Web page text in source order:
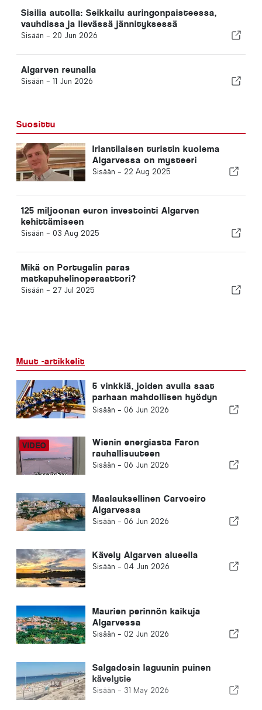
Sisilia autolla: Seikkailu auringonpaisteessa,
vauhdissa ja lievässä jännityksessä
Sisään - 20 Jun 2026
Algarven reunalla
Sisään - 11 Jun 2026
Suosittu
Irlantilaisen turistin kuolema
Algarvessa on mysteeri
Sisään - 22 Aug 2025
125 miljoonan euron investointi Algarven
kehittämiseen
Sisään - 03 Aug 2025
Mikä on Portugalin paras
matkapuhelinoperaattori?
Sisään - 27 Jul 2025
Muut -artikkelit
5 vinkkiä, joiden avulla saat
parhaan mahdollisen hyödyn
Warner Bros. Park Madridin
Sisään - 06 Jun 2026
Wienin energiasta Faron
rauhallisuuteen
Sisään - 06 Jun 2026
Maalauksellinen Carvoeiro
Algarvessa
Sisään - 06 Jun 2026
Kävely Algarven alueella
Sisään - 04 Jun 2026
Maurien perinnön kaikuja
Algarvessa
Sisään - 02 Jun 2026
Salgadosin laguunin puinen
kävelytie
Sisään - 31 May 2026